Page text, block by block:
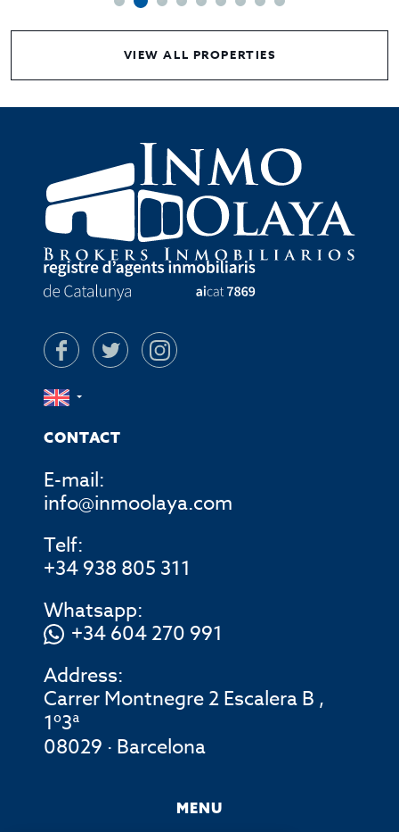
VIEW ALL PROPERTIES
CONTACT
E-mail:
info@inmoolaya.com
Telf:
+34 938 805 311
Whatsapp:
+34 604 270 991
Address:
Carrer Montnegre 2 Escalera B ,
1º3ª
08029 · Barcelona
MENU